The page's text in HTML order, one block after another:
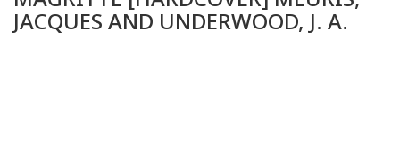
JACQUES AND UNDERWOOD, J. A.